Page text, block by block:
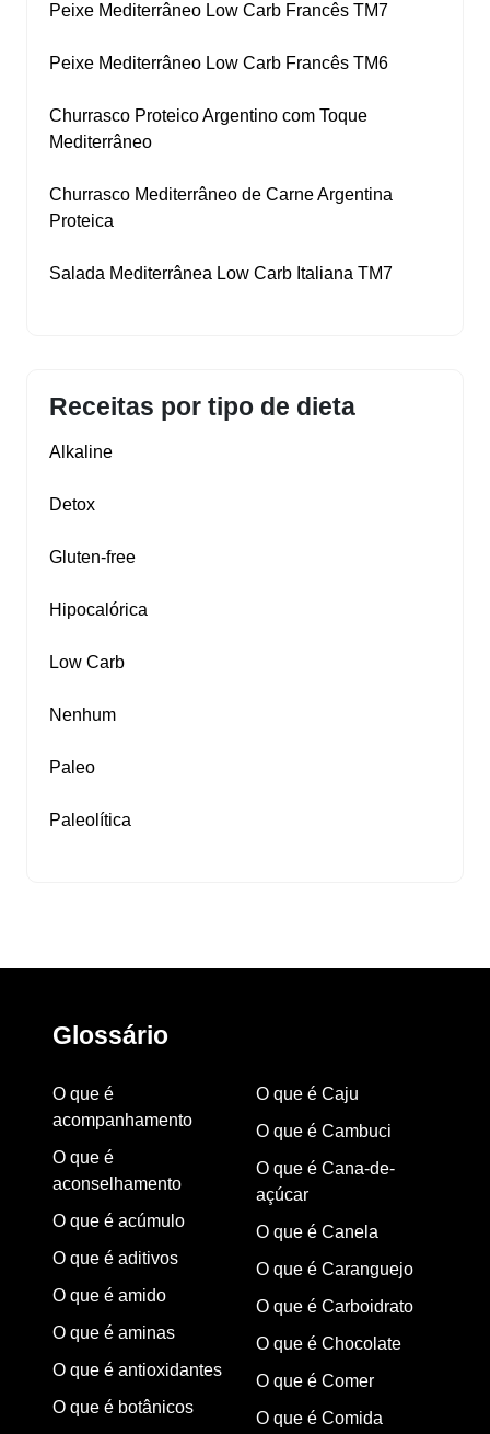
Peixe Mediterrâneo Low Carb Francês TM7
Peixe Mediterrâneo Low Carb Francês TM6
Churrasco Proteico Argentino com Toque
Mediterrâneo
Churrasco Mediterrâneo de Carne Argentina
Proteica
Salada Mediterrânea Low Carb Italiana TM7
Receitas por tipo de dieta
Alkaline
Detox
Gluten‑free
Hipocalórica
Low Carb
Nenhum
Paleo
Paleolítica
Glossário
O que é
acompanhamento
O que é
aconselhamento
O que é acúmulo
O que é aditivos
O que é amido
O que é aminas
O que é antioxidantes
O que é botânicos
O que é Caju
O que é Cambuci
O que é Cana-de-
açúcar
O que é Canela
O que é Caranguejo
O que é Carboidrato
O que é Chocolate
O que é Comer
O que é Comida